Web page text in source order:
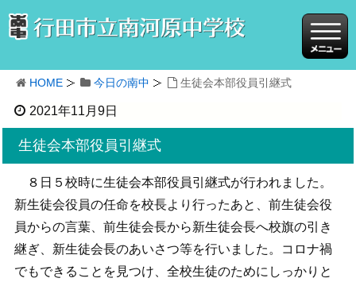
HOME 今日の南中 生徒会本部役員引継式
2021年11月9日
生徒会本部役員引継式
８日５校時に生徒会本部役員引継式が行われました。
新生徒会役員の任命を校長より行ったあと、前生徒会役
員からの言葉、前生徒会長から新生徒会長へ校旗の引き
継ぎ、新生徒会長のあいさつ等を行いました。コロナ禍
でもできることを見つけ、全校生徒のためにしっかりと